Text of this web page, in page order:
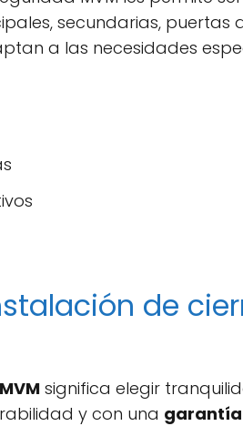
secundarias,
a las necesidades
de
significa elegir
y con una